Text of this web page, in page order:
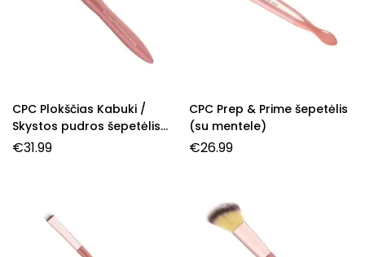
CPC Plokščias Kabuki /
Skystos pudros šepetėlis
Nr. 03
€31.99
CPC Prep & Prime šepetėlis
(su mentele)
€26.99